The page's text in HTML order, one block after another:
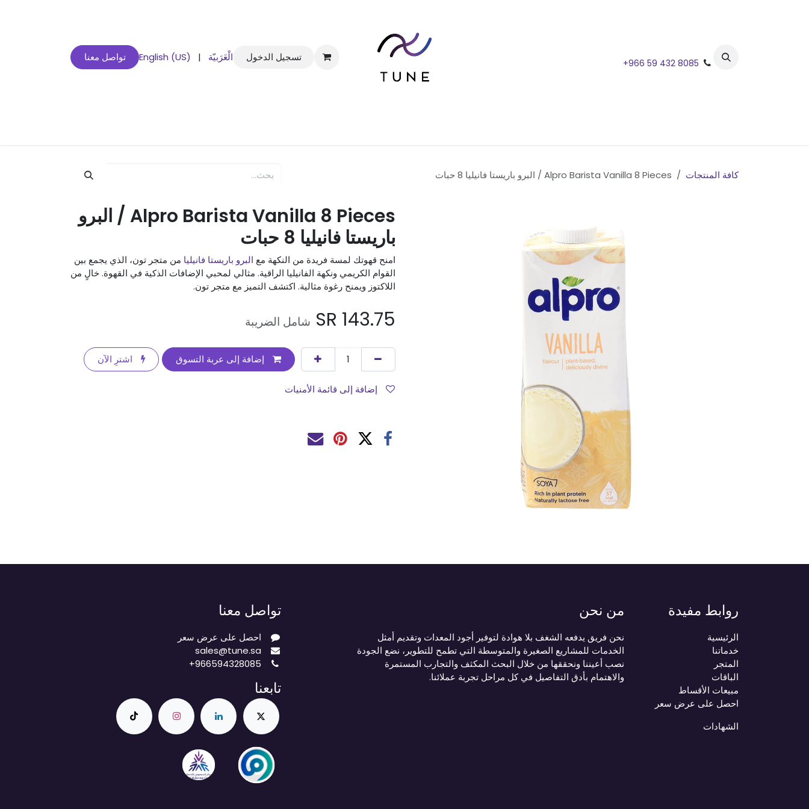
+966 59 432 8085 تسجيل الدخول الْعَرَبيّة |
English (US) تواصل معنا
كافة المنتجات Alpro Barista Vanilla 8 Pieces / البرو باريستا فانيليا 8 حبات
Alpro Barista Vanilla 8 Pieces / البرو
باريستا فانيليا 8 حبات
امنح قهوتك لمسة فريدة من النكهة مع البرو باريستا فانيليا من متجر تون، الذي يجمع بين
القوام الكريمي ونكهة الفانيليا الراقية. مثالي لمحبي الإضافات الذكية في القهوة. خالٍ من
اللاكتوز ويمنح رغوة مثالية. اكتشف التميز مع متجر تون.
143.75 شامل الضريبة
إضافة إلى عربة التسوق اشترِ الآن
روابط مفيدة
الرئيسية
خدماتنا
المتجر
الباقات
مبيعات الأقساط
احصل على عرض سعر
الشهادات
من نحن
نحن فريق يدفعه الشغف بلا هوادة لتوفير أجود المعدات وتقديم أمثل
الخدمات للمشاريع الصغيرة والمتوسطة التي تطمح للتطوير، نضع الجودة
نصب أعيننا ونحققها من خلال البحث المكثف والتجارب المستمرة
والاهتمام بأدق التفاصيل في كل مراحل تجربة عملائنا.
تواصل معنا
احصل على عرض سعر
sales@tune.sa
+966594328085
تابعنا